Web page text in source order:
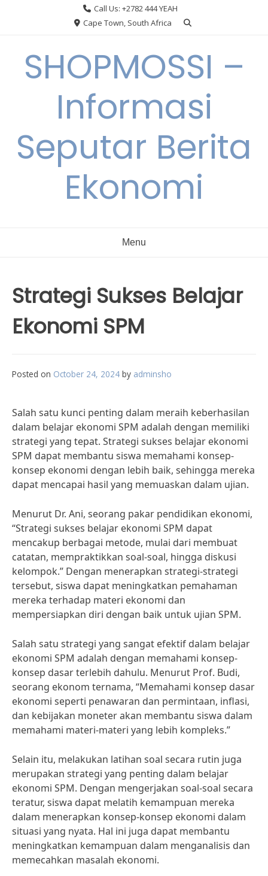
Call Us: +2782 444 YEAH
Cape Town, South Africa
SHOPMOSSI –
Informasi
Seputar Berita
Ekonomi
Menu
Strategi Sukses Belajar
Ekonomi SPM
Posted on October 24, 2024 by adminsho
Salah satu kunci penting dalam meraih keberhasilan
dalam belajar ekonomi SPM adalah dengan memiliki
strategi yang tepat. Strategi sukses belajar ekonomi
SPM dapat membantu siswa memahami konsep-
konsep ekonomi dengan lebih baik, sehingga mereka
dapat mencapai hasil yang memuaskan dalam ujian.
Menurut Dr. Ani, seorang pakar pendidikan ekonomi,
“Strategi sukses belajar ekonomi SPM dapat
mencakup berbagai metode, mulai dari membuat
catatan, mempraktikkan soal-soal, hingga diskusi
kelompok.” Dengan menerapkan strategi-strategi
tersebut, siswa dapat meningkatkan pemahaman
mereka terhadap materi ekonomi dan
mempersiapkan diri dengan baik untuk ujian SPM.
Salah satu strategi yang sangat efektif dalam belajar
ekonomi SPM adalah dengan memahami konsep-
konsep dasar terlebih dahulu. Menurut Prof. Budi,
seorang ekonom ternama, “Memahami konsep dasar
ekonomi seperti penawaran dan permintaan, inflasi,
dan kebijakan moneter akan membantu siswa dalam
memahami materi-materi yang lebih kompleks.”
Selain itu, melakukan latihan soal secara rutin juga
merupakan strategi yang penting dalam belajar
ekonomi SPM. Dengan mengerjakan soal-soal secara
teratur, siswa dapat melatih kemampuan mereka
dalam menerapkan konsep-konsep ekonomi dalam
situasi yang nyata. Hal ini juga dapat membantu
meningkatkan kemampuan dalam menganalisis dan
memecahkan masalah ekonomi.